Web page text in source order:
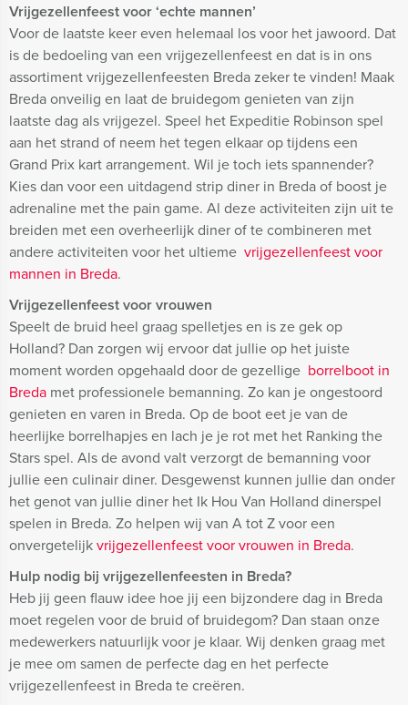
Vrijgezellenfeest voor ‘echte mannen’
Voor de laatste keer even helemaal los voor het jawoord. Dat
is de bedoeling van een vrijgezellenfeest en dat is in ons
assortiment vrijgezellenfeesten Breda zeker te vinden! Maak
Breda onveilig en laat de bruidegom genieten van zijn
laatste dag als vrijgezel. Speel het Expeditie Robinson spel
aan het strand of neem het tegen elkaar op tijdens een
Grand Prix kart arrangement. Wil je toch iets spannender?
Kies dan voor een uitdagend strip diner in Breda of boost je
adrenaline met the pain game. Al deze activiteiten zijn uit te
breiden met een overheerlijk diner of te combineren met
andere activiteiten voor het ultieme vrijgezellenfeest voor
mannen in Breda.
Vrijgezellenfeest voor vrouwen
Speelt de bruid heel graag spelletjes en is ze gek op
Holland? Dan zorgen wij ervoor dat jullie op het juiste
moment worden opgehaald door de gezellige borrelboot in
Breda met professionele bemanning. Zo kan je ongestoord
genieten en varen in Breda. Op de boot eet je van de
heerlijke borrelhapjes en lach je je rot met het Ranking the
Stars spel. Als de avond valt verzorgt de bemanning voor
jullie een culinair diner. Desgewenst kunnen jullie dan onder
het genot van jullie diner het Ik Hou Van Holland dinerspel
spelen in Breda. Zo helpen wij van A tot Z voor een
onvergetelijkvrijgezellenfeest voor vrouwen in Breda.
Hulp nodig bij vrijgezellenfeesten in Breda?
Heb jij geen flauw idee hoe jij een bijzondere dag in Breda
moet regelen voor de bruid of bruidegom? Dan staan onze
medewerkers natuurlijk voor je klaar. Wij denken graag met
je mee om samen de perfecte dag en het perfecte
vrijgezellenfeest in Breda te creëren.